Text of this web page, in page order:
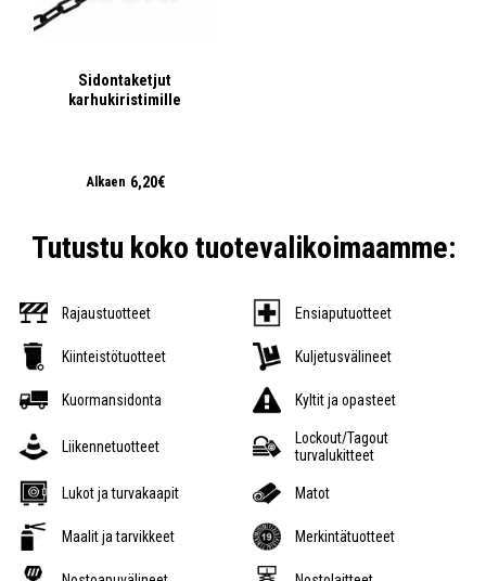
Sidontaketjut
karhukiristimille
Alkaen 6,20€
Tutustu koko tuotevalikoimaamme:
Rajaustuotteet Ensiaputuotteet
Kiinteistötuotteet Kuljetusvälineet
Kuormansidonta Kyltit ja opasteet
Liikennetuotteet
Lockout/Tagout
turvalukitteet
Lukot ja turvakaapit Matot
Maalit ja tarvikkeet Merkintätuotteet